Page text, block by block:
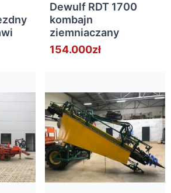
Dewulf RDT 1700
kombajn
ziemniaczany
154.000zł